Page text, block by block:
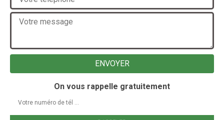
On vous rappelle gratuitement